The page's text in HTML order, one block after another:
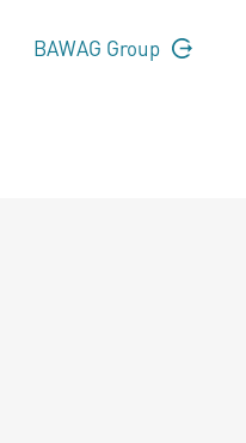
BAWAG Group